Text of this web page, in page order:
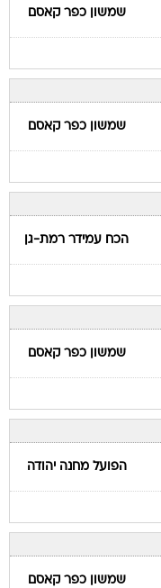
שמשון כפר קאסם
שמשון כפר קאסם
הכח עמידר רמת-גן
שמשון כפר קאסם
הפועל מחנה יהודה
שמשון כפר קאסם